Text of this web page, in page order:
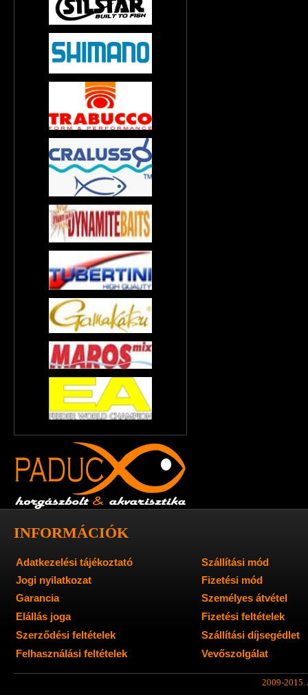
INFORMÁCIÓK
Adatkezelési tájékoztató
Szállítási mód
Jogi nyilatkozat
Fizetési mód
Garancia
Személyes átvétel
Elállás joga
Fizetési feltételek
Szerződési feltételek
Szállítási díjsegédlet
Felhasználási feltételek
Vevőszolgálat
2009-2015.